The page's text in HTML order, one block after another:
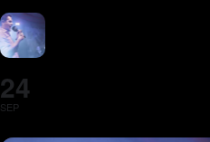
24
SEP